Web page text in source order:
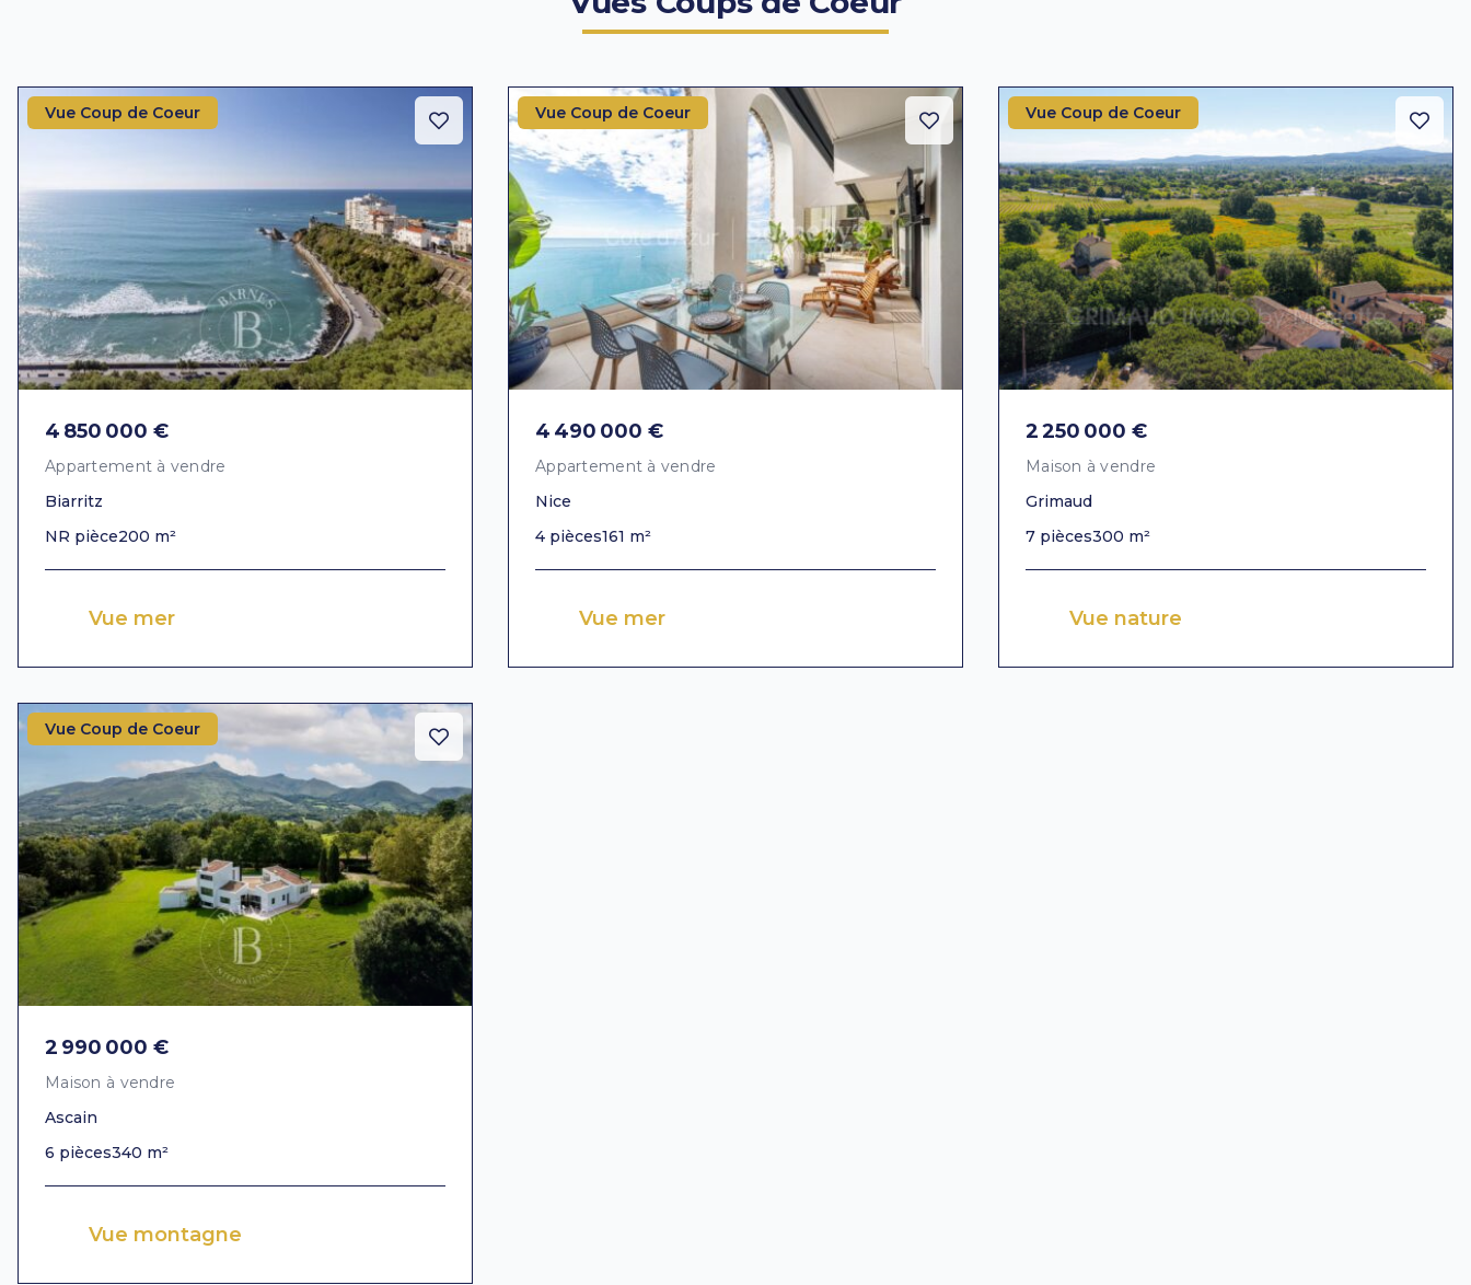
Vue Coup de Coeur
4 850 000 €
Appartement à vendre
Biarritz
NR pièce200 m²
Vue mer
Vue Coup de Coeur
4 490 000 €
Appartement à vendre
Nice
4 pièces161 m²
Vue mer
Vue Coup de Coeur
2 250 000 €
Maison à vendre
Grimaud
7 pièces300 m²
Vue nature
Vue Coup de Coeur
2 990 000 €
Maison à vendre
Ascain
6 pièces340 m²
Vue montagne